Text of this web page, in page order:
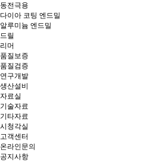
동전극용
다이아 코팅 엔드밀
알루미늄 엔드밀
드릴
리머
품질보증
품질검증
연구개발
생산설비
자료실
기술자료
기타자료
시청각실
고객센터
온라인문의
공지사항